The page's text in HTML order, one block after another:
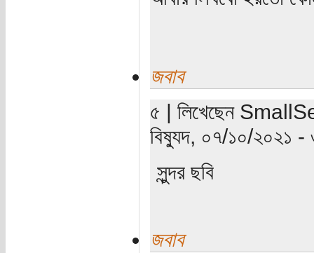
জবাব
৫ | লিখেছেন
বিষ্যুদ, ০৭/১০/২০২১ -
সুন্দর ছবি
জবাব